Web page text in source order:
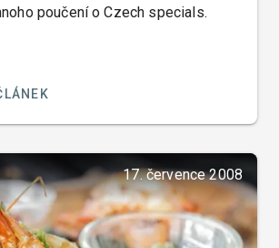
poučení o Czech specials.
17. července 2008